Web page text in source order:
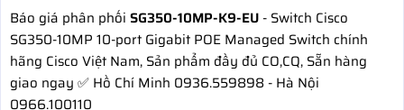
Báo giá phân phối SG350-10MP-K9-EU - Switch Cisco
SG350-10MP 10-port Gigabit POE Managed Switch chính
hãng Cisco Việt Nam, Sản phẩm đầy đủ CO,CQ, Sẵn hàng
giao ngay ✅ Hồ Chí Minh 0936.559898 - Hà Nội
0966.100110